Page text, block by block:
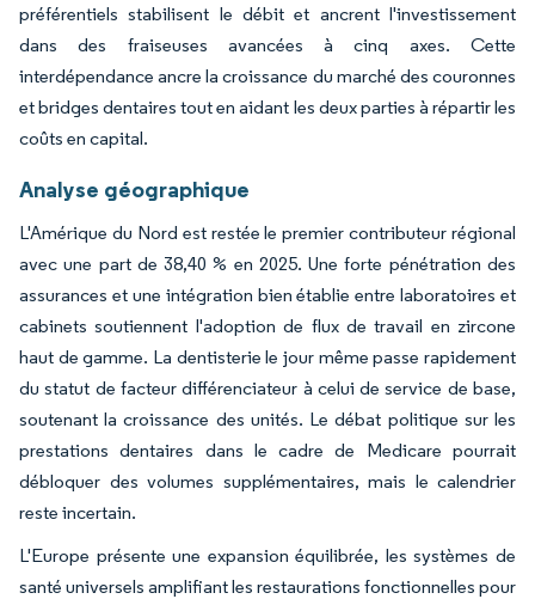
préférentiels stabilisent le débit et ancrent l'investissement
dans des fraiseuses avancées à cinq axes. Cette
interdépendance ancre la croissance du marché des couronnes
et bridges dentaires tout en aidant les deux parties à répartir les
coûts en capital.
Analyse géographique
L'Amérique du Nord est restée le premier contributeur régional
avec une part de 38,40 % en 2025. Une forte pénétration des
assurances et une intégration bien établie entre laboratoires et
cabinets soutiennent l'adoption de flux de travail en zircone
haut de gamme. La dentisterie le jour même passe rapidement
du statut de facteur différenciateur à celui de service de base,
soutenant la croissance des unités. Le débat politique sur les
prestations dentaires dans le cadre de Medicare pourrait
débloquer des volumes supplémentaires, mais le calendrier
reste incertain.
L'Europe présente une expansion équilibrée, les systèmes de
santé universels amplifiant les restaurations fonctionnelles pour